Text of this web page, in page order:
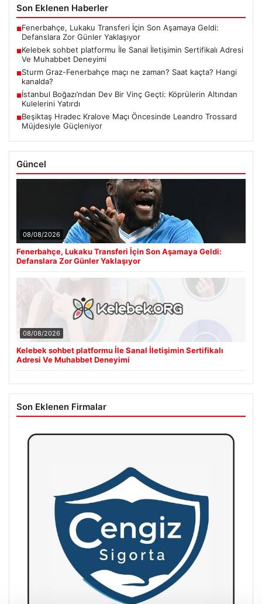
Son Eklenen Haberler
■Fenerbahçe, Lukaku Transferi İçin Son Aşamaya Geldi:
Defanslara Zor Günler Yaklaşıyor
■Kelebek sohbet platformu İle Sanal İletişimin Sertifikalı Adresi
Ve Muhabbet Deneyimi
■Sturm Graz-Fenerbahçe maçı ne zaman? Saat kaçta? Hangi
kanalda?
■İstanbul Boğazı’ndan Dev Bir Vinç Geçti: Köprülerin Altından
Kulelerini Yatırdı
■Beşiktaş Hradec Kralove Maçı Öncesinde Leandro Trossard
Müjdesiyle Güçleniyor
Güncel
08/08/2026
Fenerbahçe, Lukaku Transferi İçin Son Aşamaya Geldi:
Defanslara Zor Günler Yaklaşıyor
08/08/2026
Kelebek sohbet platformu İle Sanal İletişimin Sertifikalı
Adresi Ve Muhabbet Deneyimi
Son Eklenen Firmalar